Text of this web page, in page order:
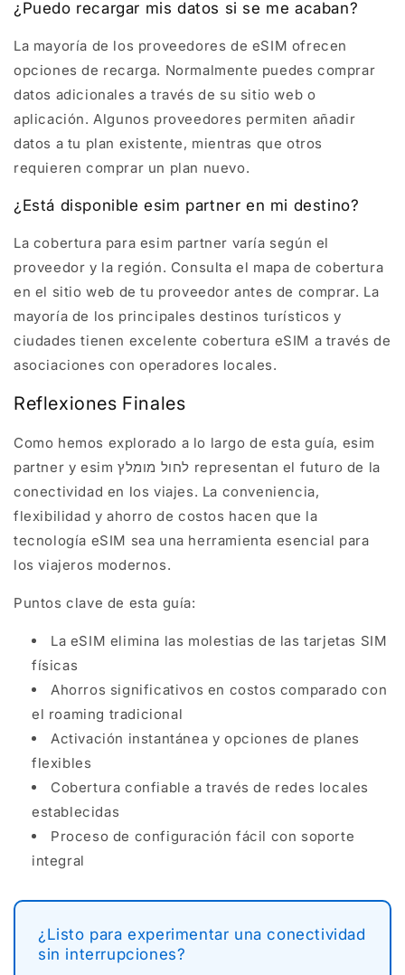
¿Puedo recargar mis datos si se me acaban?
La mayoría de los proveedores de eSIM ofrecen
opciones de recarga. Normalmente puedes comprar
datos adicionales a través de su sitio web o
aplicación. Algunos proveedores permiten añadir
datos a tu plan existente, mientras que otros
requieren comprar un plan nuevo.
¿Está disponible esim partner en mi destino?
La cobertura para esim partner varía según el
proveedor y la región. Consulta el mapa de cobertura
en el sitio web de tu proveedor antes de comprar. La
mayoría de los principales destinos turísticos y
ciudades tienen excelente cobertura eSIM a través de
asociaciones con operadores locales.
Reflexiones Finales
Como hemos explorado a lo largo de esta guía, esim
partner y esim לחול מומלץ representan el futuro de la
conectividad en los viajes. La conveniencia,
flexibilidad y ahorro de costos hacen que la
tecnología eSIM sea una herramienta esencial para
los viajeros modernos.
Puntos clave de esta guía:
La eSIM elimina las molestias de las tarjetas SIM
físicas
Ahorros significativos en costos comparado con
el roaming tradicional
Activación instantánea y opciones de planes
flexibles
Cobertura confiable a través de redes locales
establecidas
Proceso de configuración fácil con soporte
integral
¿Listo para experimentar una conectividad
sin interrupciones?